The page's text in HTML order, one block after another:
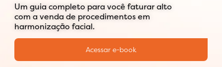
Um guia completo para você faturar alto
com a venda de procedimentos em
harmonização facial.
Acessar e-book